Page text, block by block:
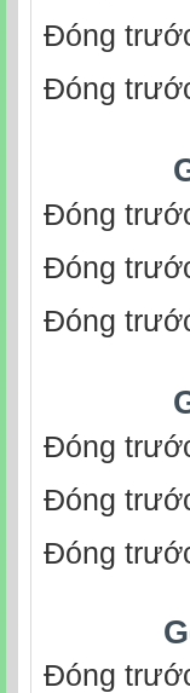
Đóng
Đóng
Đóng
Đóng
Đóng
Đóng
Đóng
Đóng
Đóng